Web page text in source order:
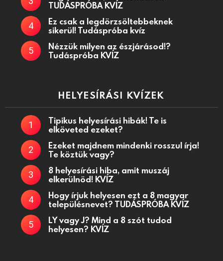
TUDÁSPRÓBA KVÍZ
Ez csak a legdörzsöltebbeknek
sikerül! Tudáspróba kvíz
Nézzük milyen az észjárásod!?
Tudáspróba KVÍZ
HELYESÍRÁSI KVÍZEK
Tipikus helyesírási hibák! Te is
elköveted ezeket?
Ezeket majdnem mindenki rosszul írja!
Te köztük vagy?
8 helyesírási hiba, amit muszáj
elkerülnöd! KVÍZ
Hogy írjuk helyesen ezt a 8 magyar
településnevet? TUDÁSPRÓBA KVÍZ
LY vagy J? Mind a 8 szót tudod
helyesen? KVÍZ